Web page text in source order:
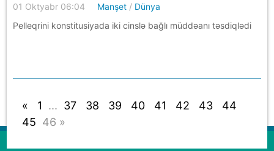
01 Oktyabr 06:04 Manşet / Dünya
Pelleqrini konstitusiyada iki cinslə bağlı müddəanı təsdiqlədi
« 1 ... 37 38 39 40 41 42 43
44
45 46 »